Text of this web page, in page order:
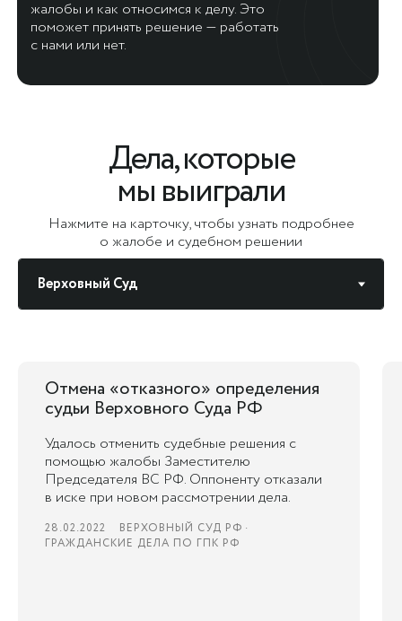
жалобы и как относимся к делу. Это
поможет принять решение — работать
с нами или нет.
Дела, которые
мы выиграли
Нажмите на карточку, чтобы узнать подробнее
о жалобе и судебном решении
Отмена «отказного» определения
судьи Верховного Суда РФ
Удалось отменить судебные решения с
помощью жалобы Заместителю
Председателя ВС РФ. Оппоненту отказали
в иске при новом рассмотрении дела.
28.02.2022
ВЕРХОВНЫЙ СУД РФ
ГРАЖДАНСКИЕ ДЕЛА ПО ГПК РФ